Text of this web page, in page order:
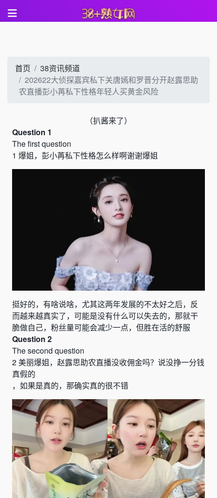
首页
38资讯频道
202622大侦探嘉宾私下关唐嫣和罗晋分开赵露思助
农直播彭小苒私下性格年轻人买黄金风险
（扒酱来了）
Question 1
The first question
1 爆姐，彭小苒私下性格怎么样啊谢谢爆姐
挺好的，有啥说啥，尤其这两年发展的不太好之后，反
而越来越真实了，可能是没有什么可以失去的，那就干
脆做自己，粉丝量可能会减少一点，但胜在活的舒服
Question 2
The second question
2美丽爆姐，赵露思助农直播没收佣金吗？说没挣一分钱
真假的
， 如果是真的，那确实真的很不错